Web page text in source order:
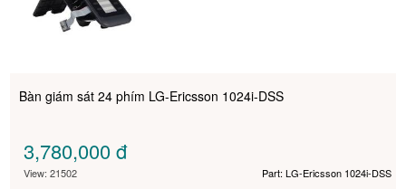
Bàn giám sát 24 phím LG-Ericsson 1024i-DSS
3,780,000đ
View: 21502 Part: LG-Ericsson 1024i-DSS